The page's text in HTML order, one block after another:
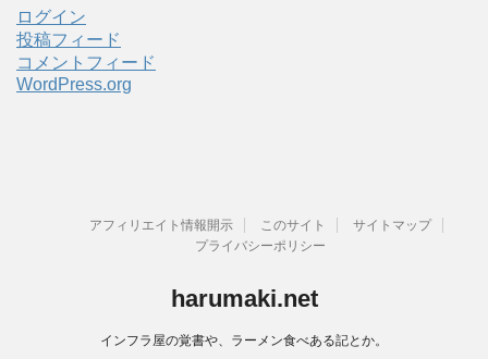
ブ
ログイン
投稿フィード
コメントフィード
WordPress.org
アフィリエイト情報開示 このサイト
サイトマップ
プライバシーポリシー
harumaki.net
インフラ屋の覚書や、ラーメン食べある記とか。